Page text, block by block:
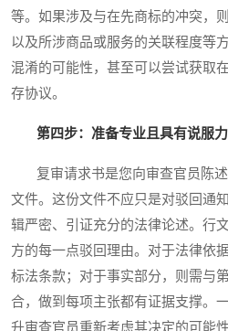
等。如果涉及与在先商标的冲突，
以及所涉商品或服务的关联程度等
混淆的可能性，甚至可以尝试获取
存协议。
第四步：准备专业且具有说服
复审请求书是您向审查官员陈述
文件。这份文件不应只是对驳回通
辑严密、引证充分的法律论述。行
方的每一点驳回理由。对于法律依
标法条款；对于事实部分，则需与
合，做到每项主张都有证据支撑。
升审查官员重新考虑其决定的可能性